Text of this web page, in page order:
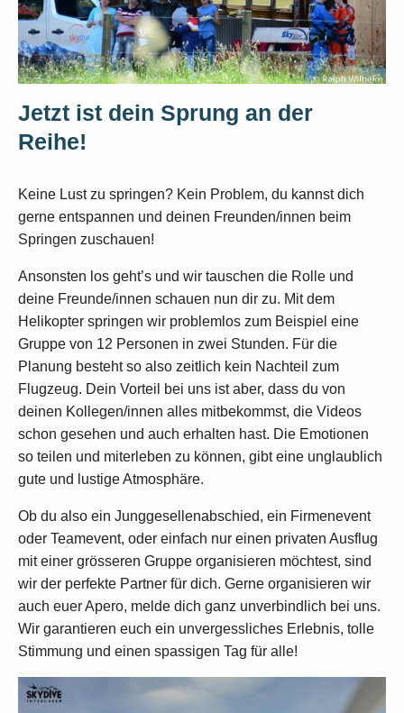
Jetzt ist dein Sprung an der
Reihe!
Keine Lust zu springen? Kein Problem, du kannst dich
gerne entspannen und deinen Freunden/innen beim
Springen zuschauen!
Ansonsten los geht’s und wir tauschen die Rolle und
deine Freunde/innen schauen nun dir zu. Mit dem
Helikopter springen wir problemlos zum Beispiel eine
Gruppe von 12 Personen in zwei Stunden. Für die
Planung besteht so also zeitlich kein Nachteil zum
Flugzeug. Dein Vorteil bei uns ist aber, dass du von
deinen Kollegen/innen alles mitbekommst, die Videos
schon gesehen und auch erhalten hast. Die Emotionen
so teilen und miterleben zu können, gibt eine unglaublich
gute und lustige Atmosphäre.
Ob du also ein Junggesellenabschied, ein Firmenevent
oder Teamevent, oder einfach nur einen privaten Ausflug
mit einer grösseren Gruppe organisieren möchtest, sind
wir der perfekte Partner für dich. Gerne organisieren wir
auch euer Apero, melde dich ganz unverbindlich bei uns.
Wir garantieren euch ein unvergessliches Erlebnis, tolle
Stimmung und einen spassigen Tag für alle!